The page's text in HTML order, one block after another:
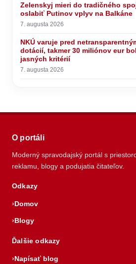
Zelenskyj mieri do tradičného
oslabiť Putinov vplyv na Balkáne
7. augusta 2026
NKÚ varuje pred
dotácií, takmer 30 miliónov eur
jasných kritérií
7. augusta 2026
O portáli
Moderný spravodajský portál s
reklamu, blogy a podujatia čitateľov.
Odkazy
Domov
Blogy
Ďalšie odkazy
Napísať blog